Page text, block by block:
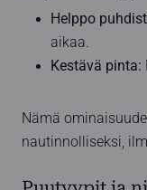
Helppo
aikaa.
Kestävä pinta:
Nämä
nautinnolliseksi,